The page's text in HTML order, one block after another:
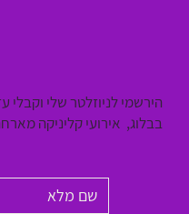
הירשמי לניוזלטר שלי וקבלי
בבלוג, אירועי קליניקה